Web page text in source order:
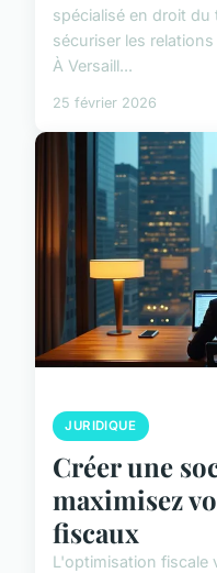
spécialisé en droit
sécuriser les
À Versaill...
25 février 2026
JURIDIQUE
Créer une
maximisez
fiscaux
L'optimisation fiscale